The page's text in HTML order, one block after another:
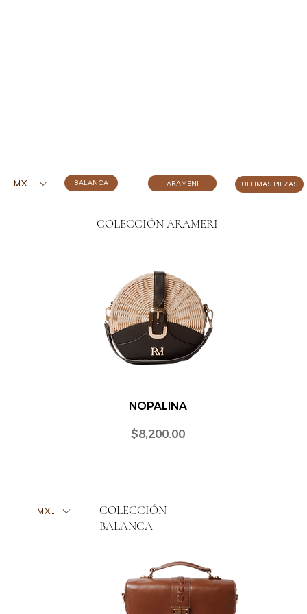
BALANCA ULTIMAS PIEZAS
ARAMENI
MXN ($)
COLECCIÓN ARAMERI
NOPALINA
Precio
$8,200.00
ARUMA
AMAITE
DAYAMI
ZULIA
NIZA
MXN ($)
COLECCIÓN
BALANCA